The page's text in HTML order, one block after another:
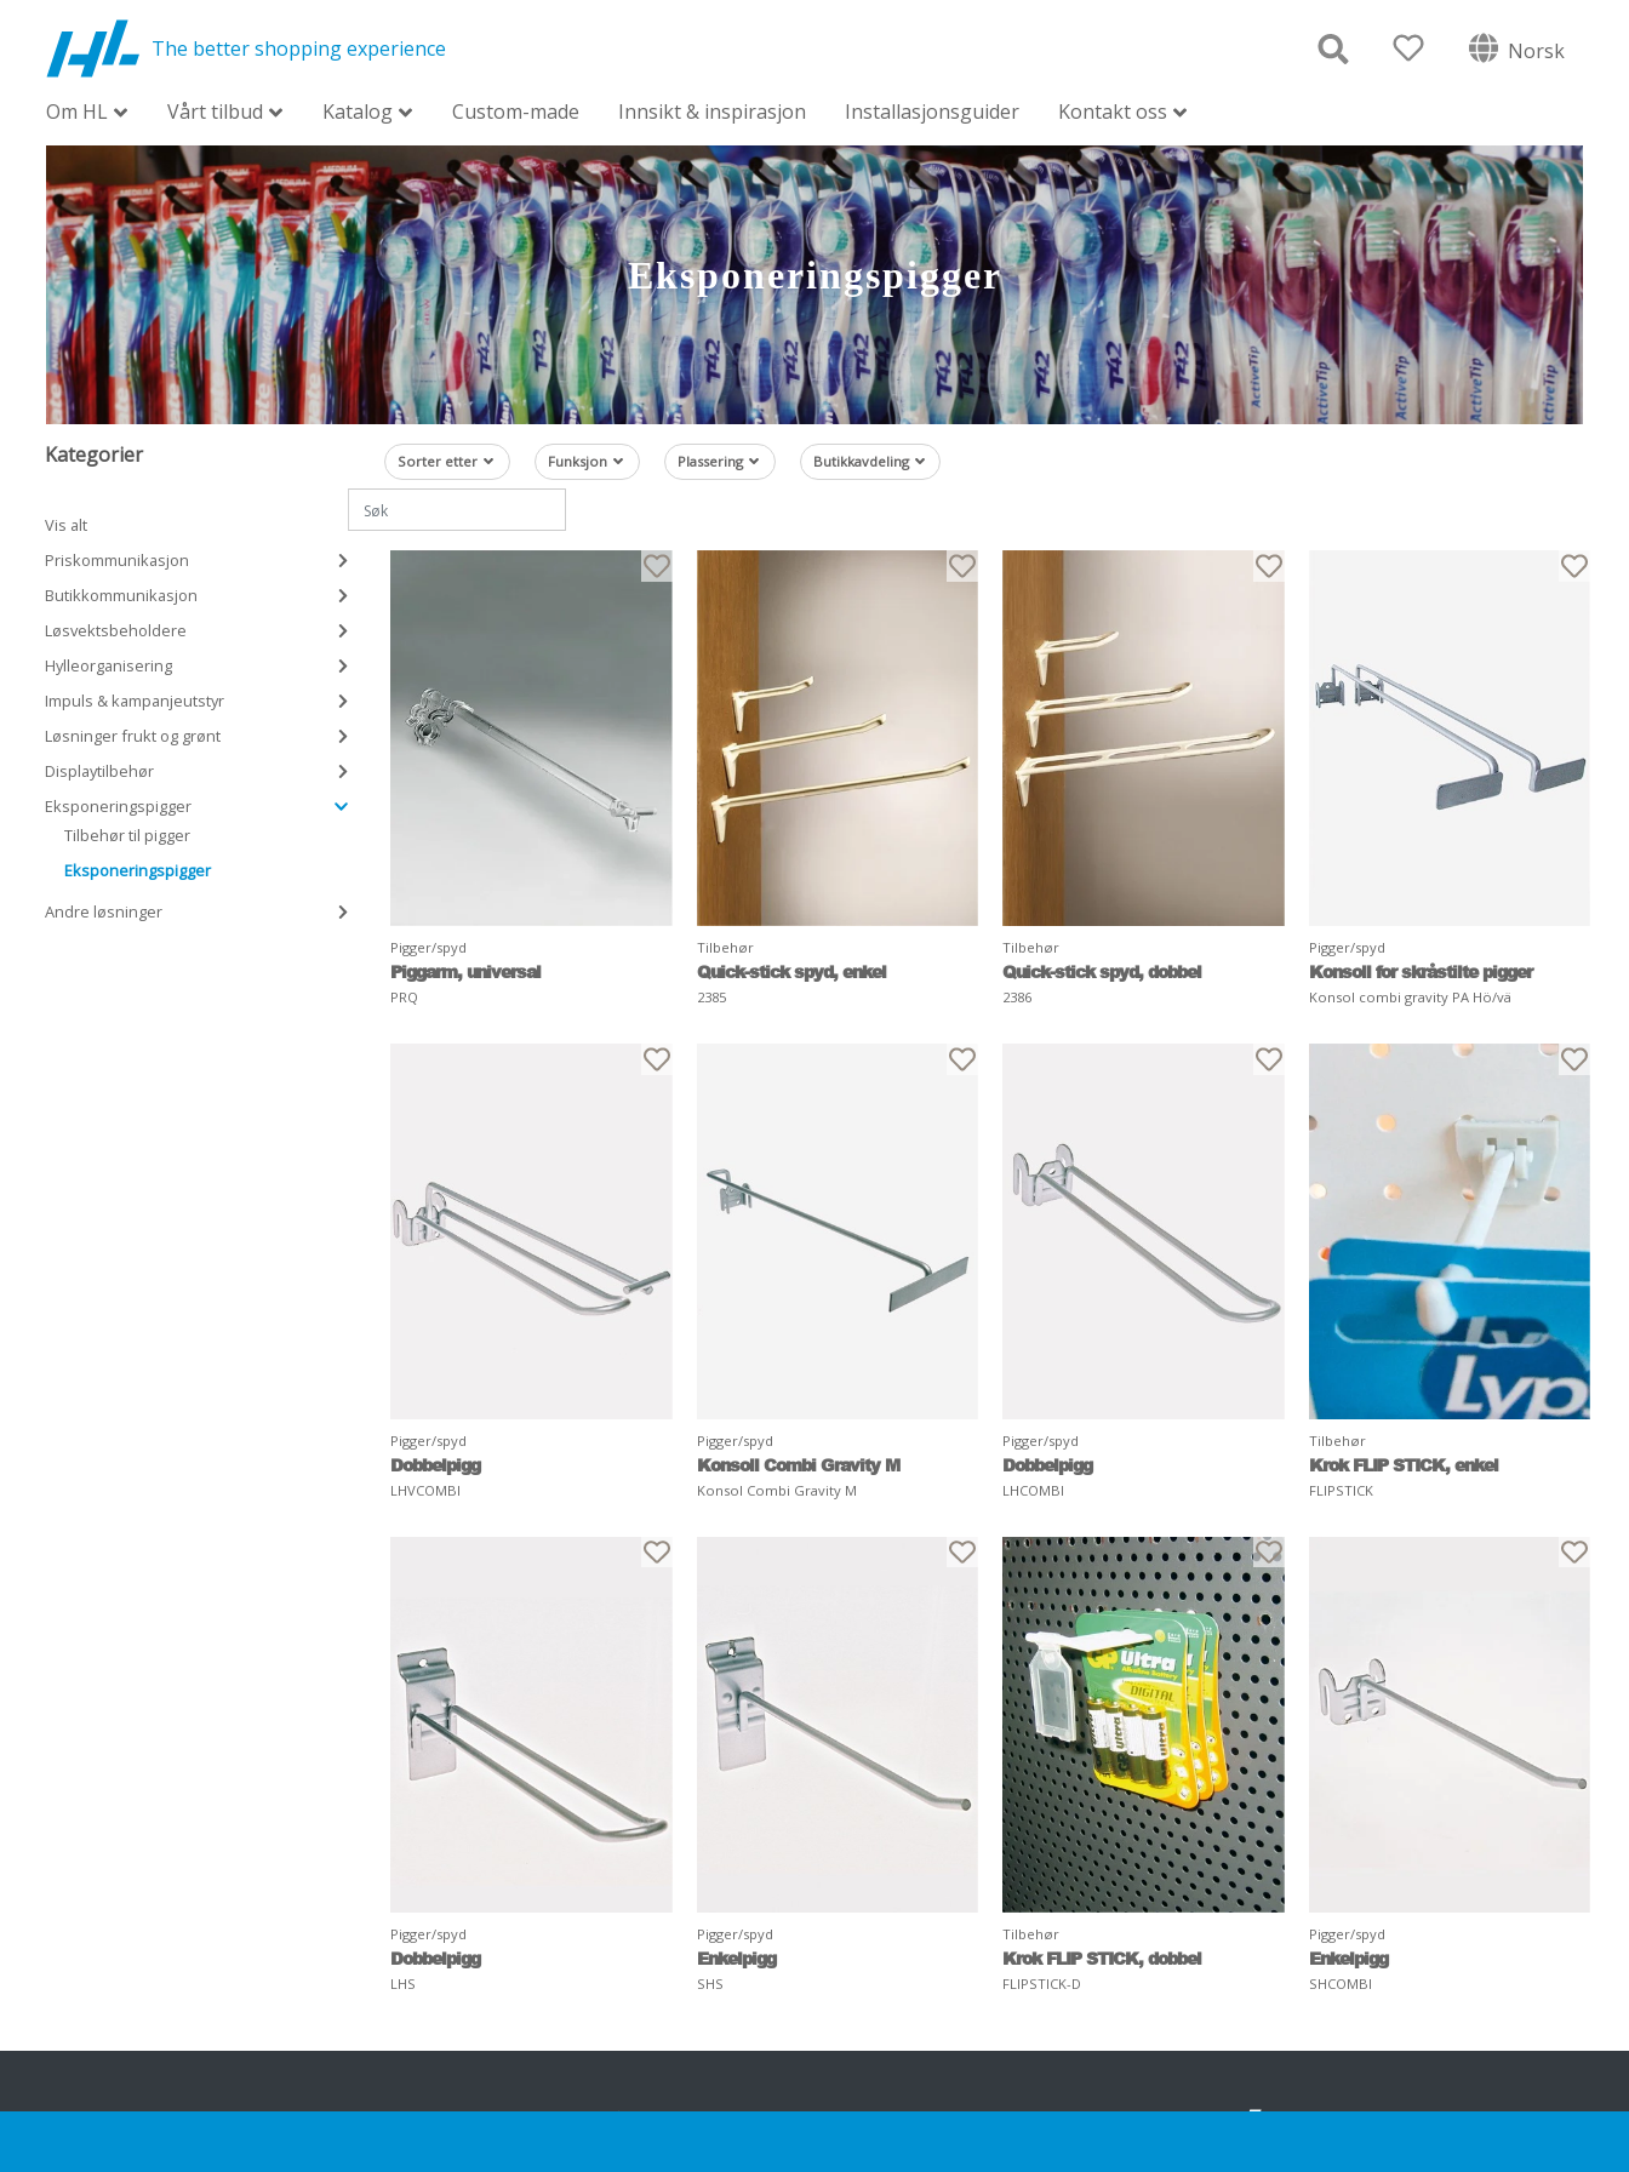
The better shopping experience Norsk
Om HL Vårt tilbud Katalog Custom-made Innsikt & inspirasjon Installasjonsguider Kontakt oss
Eksponeringspigger
Kategorier
Vis alt
Priskommunikasjon
Butikkommunikasjon
Løsvektsbeholdere
Hylleorganisering
Impuls & kampanjeutstyr
Løsninger frukt og grønt
Displaytilbehør
Eksponeringspigger
Tilbehør til pigger
Eksponeringspigger
Andre løsninger
Sorter etter Funksjon Plassering Butikkavdeling
Pigger/spyd
Piggarm, universal
PRQ
Tilbehør
Quick-stick spyd, enkel
2385
Tilbehør
Quick-stick spyd, dobbel
2386
Pigger/spyd
Konsoll for skråstilte pigger
Konsol combi gravity PA Hö/vä
Pigger/spyd
Dobbelpigg
LHVCOMBI
Pigger/spyd
Konsoll Combi Gravity M
Konsol Combi Gravity M
Pigger/spyd
Dobbelpigg
LHCOMBI
Tilbehør
Krok FLIP STICK, enkel
FLIPSTICK
Pigger/spyd
Dobbelpigg
LHS
Pigger/spyd
Enkelpigg
SHS
Tilbehør
Krok FLIP STICK, dobbel
FLIPSTICK-D
Pigger/spyd
Enkelpigg
SHCOMBI
Om HL Innsikt & inspirasjon Vårt tilbud Kontakt oss